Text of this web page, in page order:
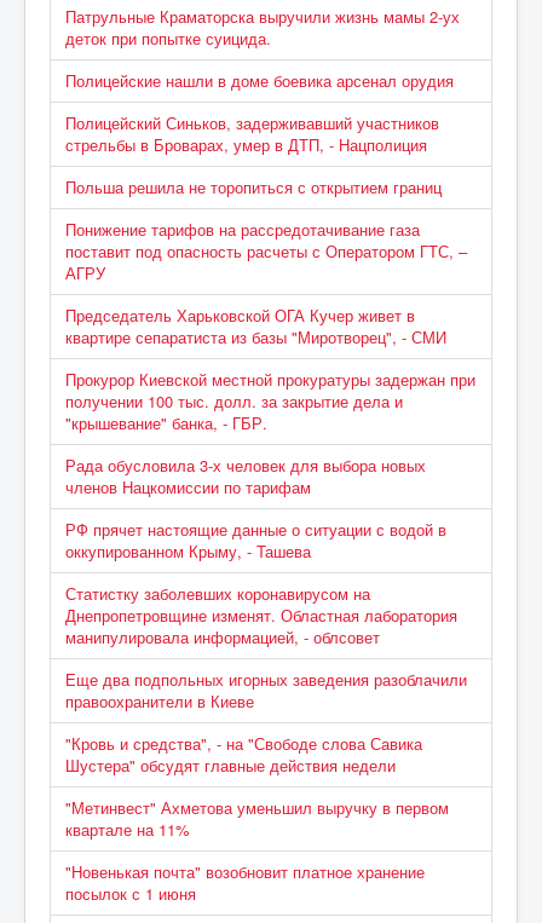
Патрульные Краматорска выручили жизнь мамы 2-ух
деток при попытке суицида.
Полицейские нашли в доме боевика арсенал орудия
Полицейский Синьков, задерживавший участников
стрельбы в Броварах, умер в ДТП, - Нацполиция
Польша решила не торопиться с открытием границ
Понижение тарифов на рассредотачивание газа
поставит под опасность расчеты с Оператором ГТС, –
АГРУ
Председатель Харьковской ОГА Кучер живет в
квартире сепаратиста из базы "Миротворец", - СМИ
Прокурор Киевской местной прокуратуры задержан при
получении 100 тыс. долл. за закрытие дела и
"крышевание" банка, - ГБР.
Рада обусловила 3-х человек для выбора новых
членов Нацкомиссии по тарифам
РФ прячет настоящие данные о ситуации с водой в
оккупированном Крыму, - Ташева
Статистку заболевших коронавирусом на
Днепропетровщине изменят. Областная лаборатория
манипулировала информацией, - облсовет
Еще два подпольных игорных заведения разоблачили
правоохранители в Киеве
"Кровь и средства", - на "Свободе слова Савика
Шустера" обсудят главные действия недели
"Метинвест" Ахметова уменьшил выручку в первом
квартале на 11%
"Новенькая почта" возобновит платное хранение
посылок с 1 июня